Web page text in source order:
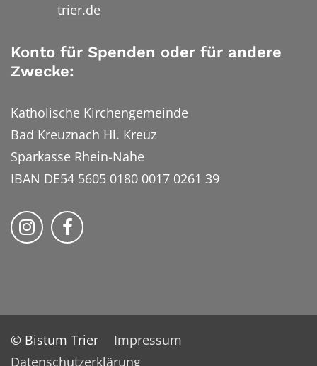
trier.de
Konto für Spenden oder für andere
Zwecke:
Katholische Kirchengemeinde
Bad Kreuznach Hl. Kreuz
Sparkasse Rhein-Nahe
IBAN DE54 5605 0180 0017 0261 39
Bistum Trier auf Instragram
Bistum Trier auf Facebook
© Bistum Trier
Impressum
Datenschutzerklärung